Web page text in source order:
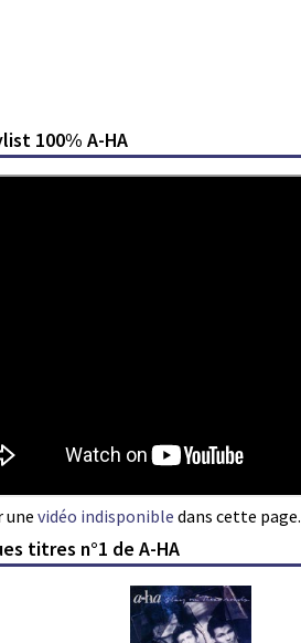
100% A-HA
unevidéo indisponible dans cette page.
titres n°1 de A-HA